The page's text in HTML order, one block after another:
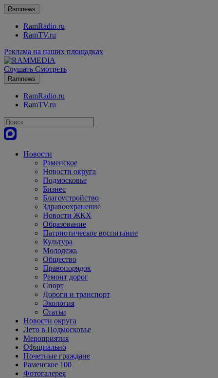
Ramnews
RamRadio.ru
RamTV.ru
Реклама на наших площадках
Слушать Смотреть
Ramnews
RamRadio.ru
RamTV.ru
Новости
Раменское
Новости округа
Подмосковье
Бизнес
Благоустройство
Здравоохранение
Новости ЖКХ
Образование
Патриотическое воспитание
Культура
Молодежь
Общество
Правопорядок
Ремонт дорог
Спорт
Дороги и транспорт
Экология
Статьи
Новости округа
Лето в Подмосковье
Мероприятия
Официально
Почетные граждане
Раменское 100
Фотогалерея